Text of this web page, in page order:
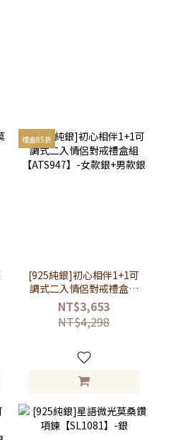
禮盒85折
[925純銀]初心相伴1+1可
調式二入情侶對戒禮盒組
【ATS947】-女款銀+男款
銀
NT$3,653
NT$4,298